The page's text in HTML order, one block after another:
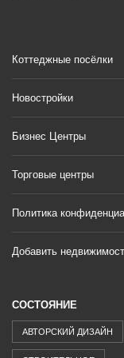
Коттеджные посёлки
Новостройки
Бизнес Центры
Торговые центры
Политика
Добавить
СОСТОЯНИЕ
АВТОРСКИЙ ДИЗАЙН